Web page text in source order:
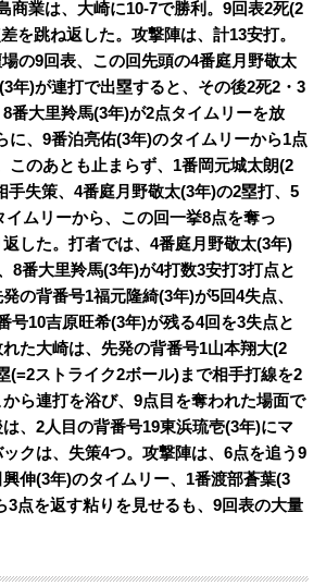
商業は、大崎に10-7で勝利。9回表2死(2
を跳ね返した。攻撃陣は、計13安打。
の9回表、この回先頭の4番庭月野敬太
年)が連打で出塁すると、その後2死2・3
番大里羚馬(3年)が2点タイムリーを放
に、9番泊亮佑(3年)のタイムリーから1点
このあとも止まらず、1番岡元城太朗(2
手失策、4番庭月野敬太(3年)の2塁打、5
イムリーから、この回一挙8点を奪っ
した。打者では、4番庭月野敬太(3年)
8番大里羚馬(3年)が4打数3安打3打点と
の背番号1福元隆綺(3年)が5回4失点、
号10吉原旺希(3年)が残る4回を3失点と
た大崎は、先発の背番号1山本翔大(2
(=2ストライク2ボール)まで相手打線を2
ら連打を浴び、9点目を奪われた場面で
、2人目の背番号19東浜琉壱(3年)にマ
クは、失策4つ。攻撃陣は、6点を追う9
伸(3年)のタイムリー、1番渡部蒼葉(3
3点を返す粘りを見せるも、9回表の大量